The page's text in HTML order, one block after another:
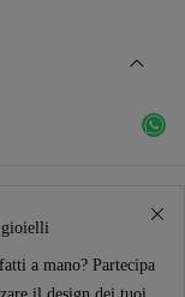
gioielli
a mano? Partecipa